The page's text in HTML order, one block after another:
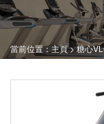
當前位置：主頁>糖心